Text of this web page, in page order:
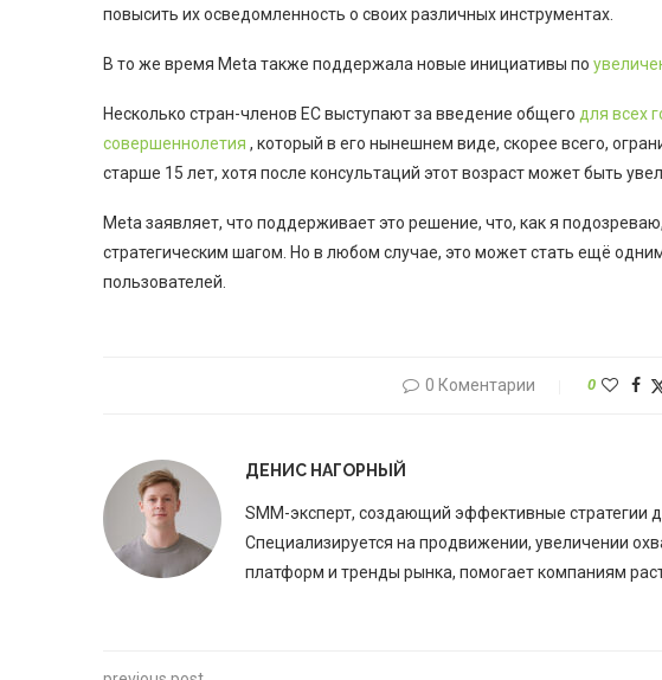
повысить их осведомленность о своих различных инструментах.
В то же время Meta также поддержала новые инициативы по
Несколько стран-членов ЕС выступают за введение общего для всех
совершеннолетия , который в его нынешнем виде, скорее всего,
старше 15 лет, хотя после консультаций этот возраст может быть
Meta заявляет, что поддерживает это решение, что, как я
стратегическим шагом. Но в любом случае, это может стать ещё
пользователей.
0 Коментарии 0
ДЕНИС НАГОРНЫЙ
SMM-эксперт, создающий эффективные стратегии
Специализируется на продвижении, увеличении
платформ и тренды рынка, помогает компаниям